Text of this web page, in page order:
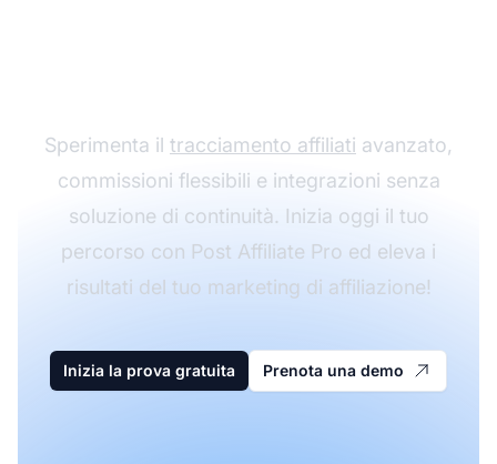
Sperimenta il tracciamento affiliati avanzato,
commissioni flessibili e integrazioni senza
soluzione di continuità. Inizia oggi il tuo
percorso con Post Affiliate Pro ed eleva i
risultati del tuo marketing di affiliazione!
Inizia la prova gratuita Prenota una demo